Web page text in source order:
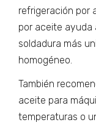
refrigeración por
por aceite ayuda
soldadura más
homogéneo.
También
aceite para
temperaturas o